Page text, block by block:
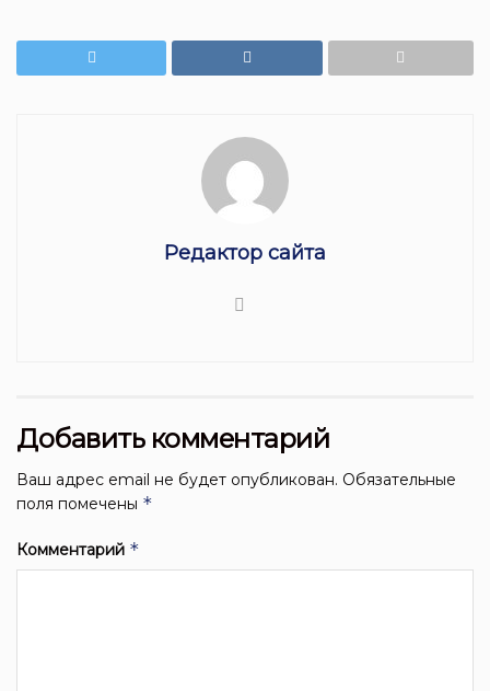
Редактор сайта
Добавить комментарий
Ваш адрес email не будет опубликован. Обязательные
поля помечены *
Комментарий *